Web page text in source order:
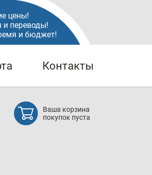
цены!
и переводы!
и бюджет!
Контакты
Ваша корзина
покупок пуста